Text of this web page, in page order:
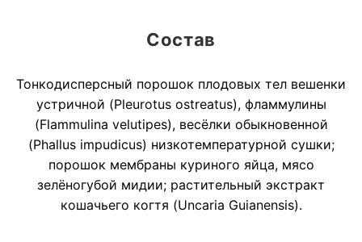
Состав
Тонкодисперсный порошок плодовых тел вешенки
устричной (Pleurotus ostreatus), фламмулины
(Flammulina velutipes), весёлки обыкновенной
(Phallus impudicus) низкотемпературной сушки;
порошок мембраны куриного яйца, мясо
зелёногубой мидии; растительный экстракт
кошачьего когтя (Uncaria Guianensis).